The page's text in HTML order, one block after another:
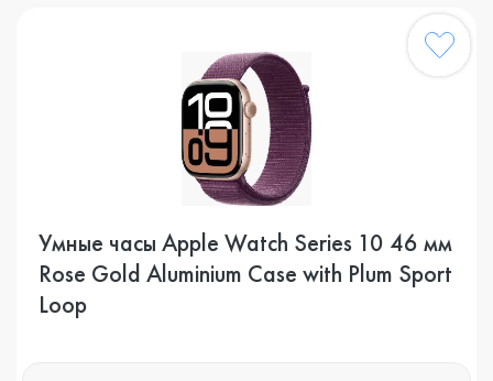
Умные часы Apple Watch Series 10 46 мм
Rose Gold Aluminium Case with Plum Sport
Loop